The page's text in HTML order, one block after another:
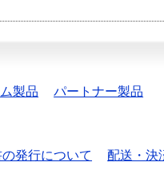
製品 パートナー製品
発行について 配送・決